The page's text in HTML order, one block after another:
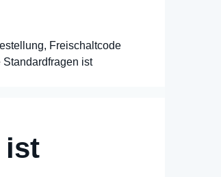
Freischaltcode
ist
ist